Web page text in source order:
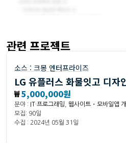
관련 프로젝트
소스 : 크몽 엔터프라이즈
LG 유플러스 화물잇고 디자
₩5,000,000원
분야 : IT·프로그래밍
웹사이트・모바일앱
모집: 90일
수집 : 2024년 05월 31일